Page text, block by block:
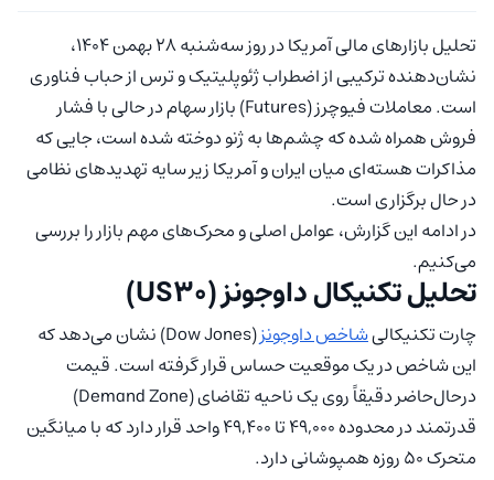
تحلیل بازارهای مالی آمریکا در روز سه‌شنبه ۲۸ بهمن ۱۴۰۴،
نشان‌دهنده ترکیبی از اضطراب ژئوپلیتیک و ترس از حباب فناوری
است. معاملات فیوچرز (Futures) بازار سهام در حالی با فشار
فروش همراه شده که چشم‌ها به ژنو دوخته شده است، جایی که
مذاکرات هسته‌ای میان ایران و آمریکا زیر سایه تهدیدهای نظامی
در حال برگزاری است.
در ادامه این گزارش، عوامل اصلی و محرک‌های مهم بازار را بررسی
می‌کنیم.
تحلیل تکنیکال داوجونز (US30)
چارت تکنیکالیشاخص داوجونز
(Dow Jones) نشان می‌دهد که
این شاخص در یک موقعیت حساس قرار گرفته است. قیمت
درحال‌حاضر دقیقاً روی یک ناحیه تقاضای (Demand Zone)
قدرتمند در محدوده ۴۹,۰۰۰ تا ۴۹,۴۰۰ واحد قرار دارد که با میانگین
متحرک ۵۰ روزه همپوشانی دارد.